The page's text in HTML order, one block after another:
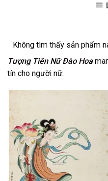
Không tìm thấy sản phẩm
Tượng Tiên Nữ Đào Hoa
tín cho người nữ.